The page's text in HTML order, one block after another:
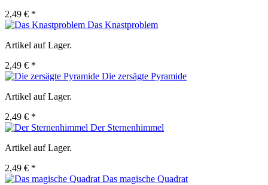
2,49 € *
Das Knastproblem
Artikel auf Lager.
2,49 € *
Die zersägte Pyramide
Artikel auf Lager.
2,49 € *
Der Sternenhimmel
Artikel auf Lager.
2,49 € *
Das magische Quadrat